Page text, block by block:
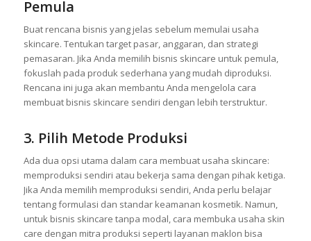
Pemula
Buat rencana bisnis yang jelas sebelum memulai usaha
skincare. Tentukan target pasar, anggaran, dan strategi
pemasaran. Jika Anda memilih bisnis skincare untuk pemula,
fokuslah pada produk sederhana yang mudah diproduksi.
Rencana ini juga akan membantu Anda mengelola cara
membuat bisnis skincare sendiri dengan lebih terstruktur.
3. Pilih Metode Produksi
Ada dua opsi utama dalam cara membuat usaha skincare:
memproduksi sendiri atau bekerja sama dengan pihak ketiga.
Jika Anda memilih memproduksi sendiri, Anda perlu belajar
tentang formulasi dan standar keamanan kosmetik. Namun,
untuk bisnis skincare tanpa modal, cara membuka usaha skin
care dengan mitra produksi seperti layanan maklon bisa